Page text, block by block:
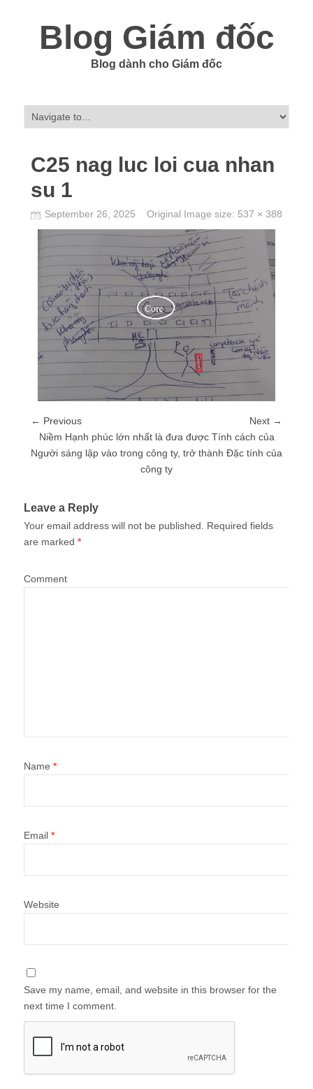
Blog Giám đốc
Blog dành cho Giám đốc
C25 nag luc loi cua nhan
su 1
September 26, 2025 Original Image size: 537 × 388
← Previous
Next →
Niềm Hạnh phúc lớn nhất là đưa được Tính cách của
Người sáng lập vào trong công ty, trở thành Đặc tính của
công ty
Leave a Reply
Your email address will not be published.
Required fields
are marked *
Comment
Name *
Email *
Website
Save my name, email, and website in this browser for the
next time I comment.